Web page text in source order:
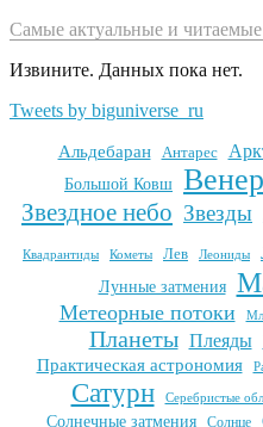
Самые актуальные и
Извините. Данных пока нет.
Tweets by biguniverse_ru
Альдебаран Антарес
Большой Ковш
Звездное небо Звезды
Квадрантиды Кометы Лев Леониды
Лунные затмения
Метеорные потоки
Планеты Плеяды
Практическая астрономия
Сатурн Серебристые
Солнечные затмения Солнце